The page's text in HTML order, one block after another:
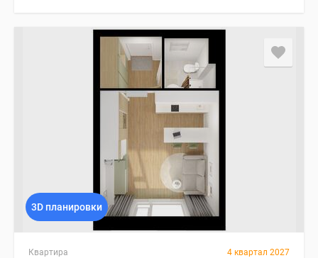
3D планировки
Квартира 4 квартал 2027